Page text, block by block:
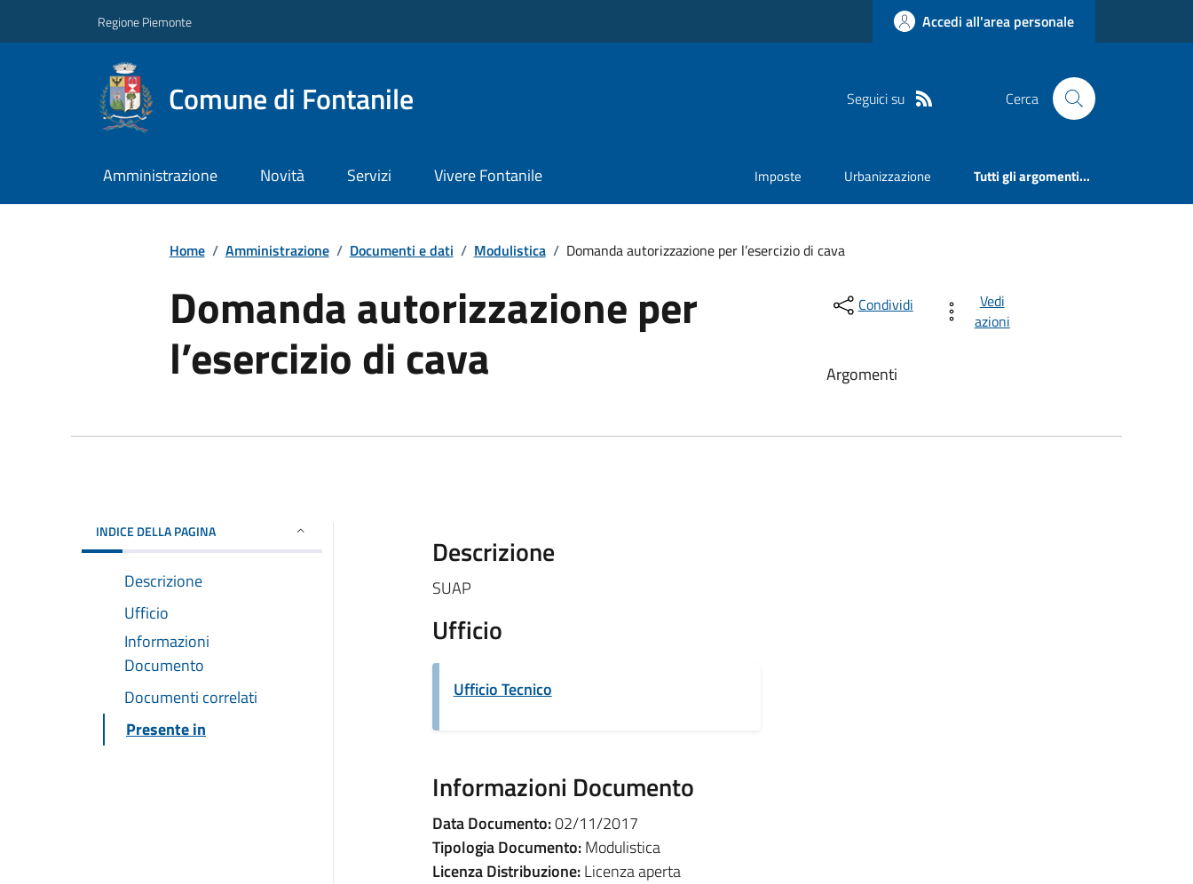
Regione Piemonte Accedi all'area personale
Comune di Fontanile Seguici su Cerca
Amministrazione Novità Servizi Vivere Fontanile Imposte Urbanizzazione Tutti gli argomenti...
Home / Amministrazione / Documenti e dati / Modulistica / Domanda autorizzazione per l’esercizio di cava
Domanda autorizzazione per
l’esercizio di cava
Condividi
Vedi
azioni
Argomenti
INDICE DELLA PAGINA
Descrizione
Ufficio
Informazioni
Documento
Documenti correlati
Presente in
Descrizione
SUAP
Ufficio
Ufficio Tecnico
Informazioni Documento
Data Documento:02/11/2017
Tipologia Documento:Modulistica
Licenza Distribuzione:Licenza aperta